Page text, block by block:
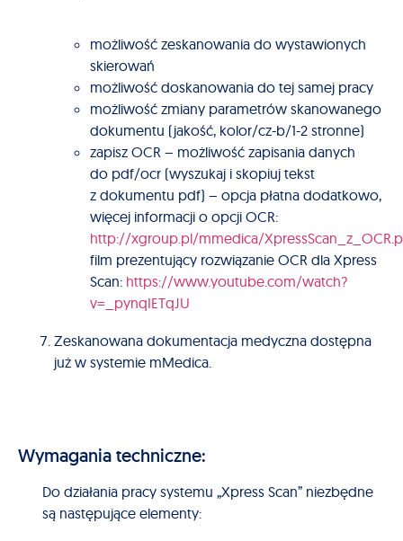
możliwość zeskanowania do wystawionych
skierowań
możliwość doskanowania do tej samej pracy
możliwość zmiany parametrów skanowanego
dokumentu (jakość, kolor/cz-b/1-2 stronne)
zapisz OCR – możliwość zapisania danych
do pdf/ocr (wyszukaj i skopiuj tekst
z dokumentu pdf) – opcja płatna dodatkowo,
więcej informacji o opcji OCR:
http://xgroup.pl/mmedica/
film prezentujący rozwiązanie OCR dla Xpress
Scan: https://www.youtube.com/watch?
v=_pynqIETqJU
Zeskanowana dokumentacja medyczna dostępna
już w systemie mMedica.
Wymagania techniczne:
Do działania pracy systemu „Xpress Scan” niezbędne
są następujące elementy: